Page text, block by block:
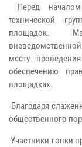
Перед началом
технической
площадок.
месту
обеспечению
площадках.
Благодаря
общественного
Участники гонки